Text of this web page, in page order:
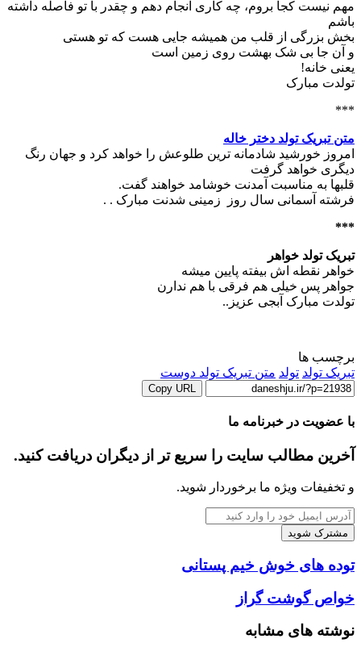
مهم نیست کجا بروم، چه کاری انجام دهم و چقدر با تو فاصله داشته
باشم
بخش بزرگی از قلب من همیشه جایی هست که تو هستی
و آن جا بی شک بهشت روی زمین است
یعنی خانه!
تولدت مبارک
***
متن تبریک تولد دختر خاله
امروز خورشید شادمانه‏ ترین طلوعش را خواهد کرد و جهان رنگ
دیگری خواهد گرفت
قلبها به مناسبت آمدنت خوشامد خواهند گفت.
فرشته آسمانی سال روز زمینی شدنت مبارک . .
***
تبریک تولد خواهر
ﺧﻮﺍﻫﺮ ﻧﻘﻄﻪ ﺍﺵ ﺑﯿﻔﺘﻪ ﭘﺎﯾﯿﻦ ﻣﯿﺸﻪ
ﺟﻮﺍﻫﺮ ﭘﺲ ﺧﯿﻠﯽ ﻫﻢ ﻓﺮﻗﯽ ﺑﺎ ﻫﻢ ﻧﺪﺍﺭﻥ
تولدت مبارک آبجی عزیز..
برچسب ها
تبریک تولد تولد متن تبریک تولد دوست
Copy URL
با عضویت در خبرنامه ما
آخرین مطالب سایت را سریع تر از دیگران دریافت کنید.
و تخفیفات ویژه ما برخوردار شوید.
آدرس
ایمیل
خود
را
وارد
کنید
توده
های
خوش
خیم
پستانی
توده های خوش خیم پستانی
خواص
گوشت
گراز
خواص گوشت گراز
نوشته های مشابه